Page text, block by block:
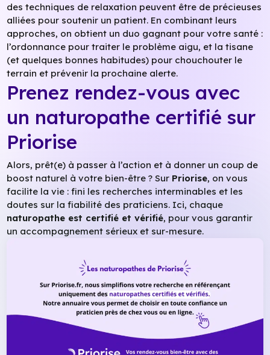
des techniques de relaxation peuvent être de précieuses
alliées pour soutenir un patient. En combinant leurs
approches, on obtient un duo gagnant pour votre santé :
l’ordonnance pour traiter le problème aigu, et la tisane
(et quelques bonnes habitudes) pour chouchouter le
terrain et prévenir la prochaine alerte.
Prenez rendez-vous avec
un naturopathe certifié sur
Priorise
Alors, prêt(e) à passer à l’action et à donner un coup de
boost naturel à votre bien-être ? Sur Priorise, on vous
facilite la vie : fini les recherches interminables et les
doutes sur la fiabilité des praticiens. Ici, chaque
naturopathe est certifié et vérifié, pour vous garantir
un accompagnement sérieux et sur-mesure.